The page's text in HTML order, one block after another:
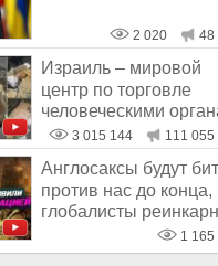
2 020 48
Израиль – мировой
центр по торговле
человеческими
3 015 144 111 055
Англосаксы будут
против нас до конца,
глобалисты
1 165